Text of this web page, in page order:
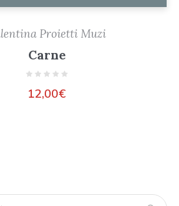
Proietti Muzi
Carne
12,00€